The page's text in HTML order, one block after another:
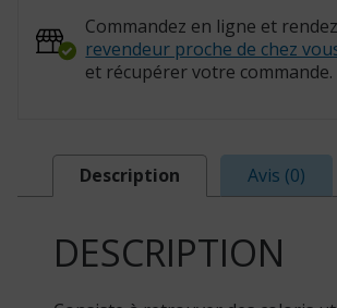
Commandez en ligne et
revendeur proche de chez
et récupérer votre commande.
Description Avis (0)
DESCRIPTION